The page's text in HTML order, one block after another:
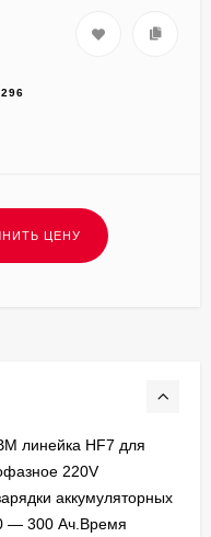
линейка HF7 для
220V
аккумуляторных
— 300 Ач.Время